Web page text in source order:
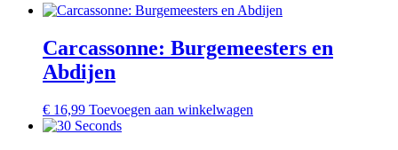
Carcassonne: Burgemeesters en
Abdijen
€ 16,99 Toevoegen aan winkelwagen